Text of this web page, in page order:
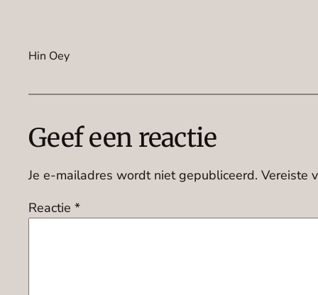
Hin Oey
Geef een reactie
Je e-mailadres wordt niet gepubliceerd. Vereiste
Reactie *